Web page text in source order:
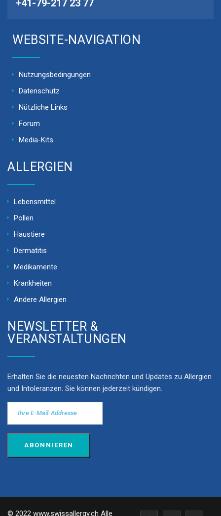
+41-79-217 23 77
WEBSITE-NAVIGATION
Nutzungsbedingungen
Datenschutz
Nützliche Links
Forum
Media-Kits
ALLERGIEN
Lebensmittel
Pollen
Haustiere
Dermatitis
Medikamente
Krankheiten
Andere Allergien
NEWSLETTER &
VERANSTALTUNGEN
Erhalten Sie die neuesten Nachrichten und Updates zu Allergien
und Intoleranzen. Sie können jederzeit kündigen.
© 2022 www.swissallergy.ch Alle